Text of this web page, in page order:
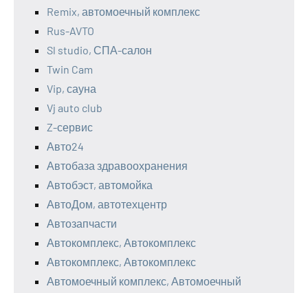
Remix, автомоечный комплекс
Rus-AVTO
Sl studio, СПА-салон
Twin Cam
Vip, сауна
Vj auto club
Z-сервис
Авто24
Автобаза здравоохранения
Автобэст, автомойка
АвтоДом, автотехцентр
Автозапчасти
Автокомплекс, Автокомплекс
Автокомплекс, Автокомплекс
Автомоечный комплекс, Автомоечный